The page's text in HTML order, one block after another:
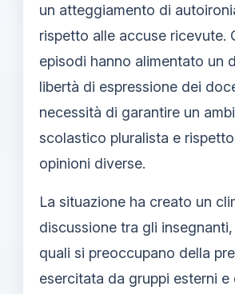
un atteggiamento di
rispetto alle accuse ricevute.
episodi hanno alimentato un
libertà di espressione dei
necessità di garantire un
scolastico pluralista e
opinioni diverse.
La situazione ha creato un
discussione tra gli
quali si preoccupano della
esercitata da gruppi esterni e